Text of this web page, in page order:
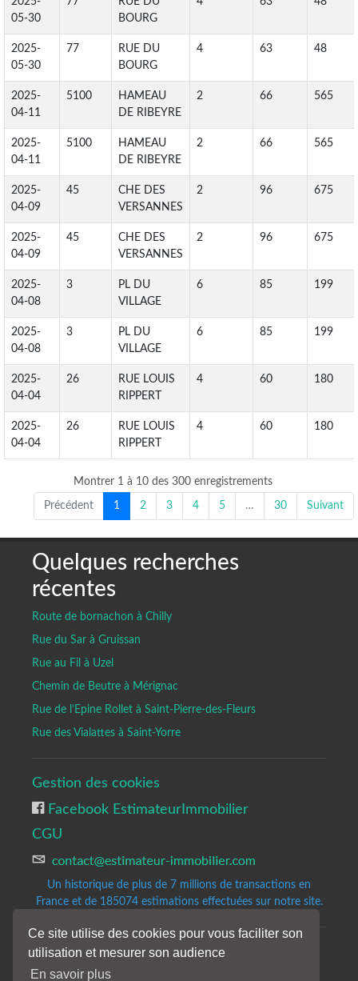
Ce site utilise des cookies pour vous faciliter son
utilisation et mesurer son audience
En savoir plus
05-30
BOURG
2025-
05-30
77
RUE DU
BOURG
4 63 48
2025-
04-11
5100
HAMEAU
DE RIBEYRE
2 66 565
2025-
04-11
5100
HAMEAU
DE RIBEYRE
2 66 565
2025-
04-09
45
CHE DES
VERSANNES
2 96 675
2025-
04-09
45
CHE DES
VERSANNES
2 96 675
2025-
04-08
3
PL DU
VILLAGE
6 85 199
2025-
04-08
3
PL DU
VILLAGE
6 85 199
2025-
04-04
26
RUE LOUIS
RIPPERT
4 60 180
2025-
04-04
26
RUE LOUIS
RIPPERT
4 60 180
Montrer 1 à 10 des 300 enregistrements
Précédent 1 2 3 4 5 … 30 Suivant
Quelques recherches
récentes
Route de bornachon à Chilly
Rue du Sar à Gruissan
Rue au Fil à Uzel
Chemin de Beutre à Mérignac
Rue de l’Epine Rollet à Saint-Pierre-des-Fleurs
Rue des Vialattes à Saint-Yorre
Gestion des cookies
Facebook EstimateurImmobilier
CGU
Un historique de plus de 7 millions de transactions en
France et de 185074estimations effectuées sur notre site.
Copyrights © 2020-2023 All Rights Reserved by Estimateur-Immobilier.
Site d'estimation immobilière gratuite et précise.